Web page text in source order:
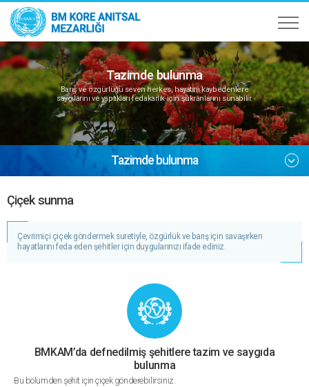
Tazimde bulunma
Barış ve özgürlüğü seven herkes, hayatını kaybedenlere
saygılarını ve yaptıkları fedakarlık için şükranlarını sunabilir.
Tazimde bulunma
Çiçek sunma
Çevrimiçi çiçek göndermek suretiyle, özgürlük ve barış için savaşırken
hayatlarını feda eden şehitler için duygularınızı ifade ediniz.
BMKAM’da defnedilmiş şehitlere tazim ve saygıda
bulunma
Bu bölümden şehit için çiçek gönderebilirsiniz.